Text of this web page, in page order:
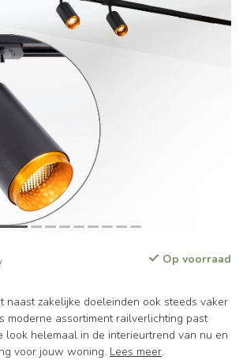
Op voorraad
naast zakelijke doeleinden ook steeds vaker
moderne assortiment railverlichting past
look helemaal in de interieurtrend van nu en
voor jouw woning. Lees meer.